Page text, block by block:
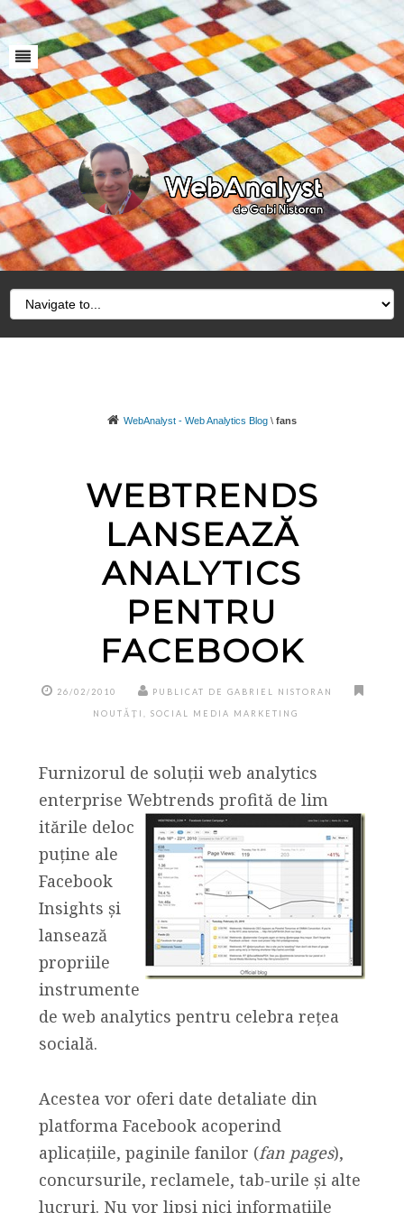
WebAnalyst - Web Analytics Blog \ fans
WEBTRENDS
LANSEAZĂ
ANALYTICS
PENTRU
FACEBOOK
26/02/2010 PUBLICAT DE GABRIEL NISTORAN
NOUTĂȚI SOCIAL MEDIA MARKETING
Furnizorul de soluții web analytics
enterprise Webtrends profită de lim
itările deloc
puține ale
Facebook
Insights și
lansează
propriile
instrumente
de web analytics pentru celebra rețea
socială.
Acestea vor oferi date detaliate din
platforma Facebook acoperind
aplicațiile, paginile fanilor (fan pages),
concursurile, reclamele, tab-urile și alte
lucruri. Nu vor lipsi nici informațiile